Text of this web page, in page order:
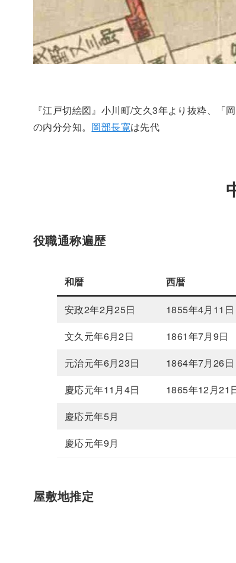
『江戸切絵図』小川町/文久3年より抜粋、
の内分分知。 岡部長寛は先代
役職通称遍歴
和暦 西暦
安政2年2月25日 1855年4月11日
文久元年6月2日
1861年7月9日
元治元年6月23日
1864年7月26日
慶応元年11月4日
1865年12月21
慶応元年5月
慶応元年9月
屋敷地推定